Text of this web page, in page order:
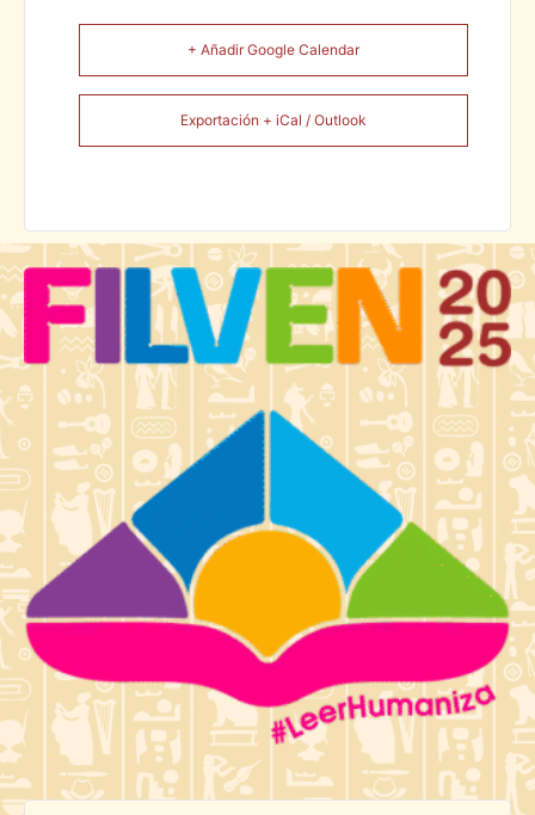
+ Añadir Google Calendar
Exportación + iCal / Outlook